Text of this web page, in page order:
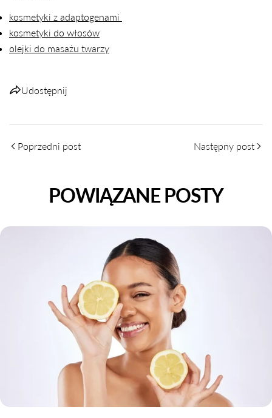
kosmetyki z adaptogenami
kosmetyki do włosów
olejki do masażu twarzy
Udostępnij
Poprzedni post Następny post
POWIĄZANE POSTY